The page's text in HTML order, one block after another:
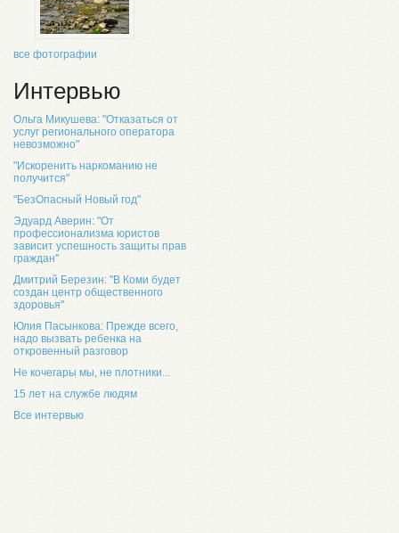
все фотографии
Интервью
Ольга Микушева: "Отказаться от
услуг регионального оператора
невозможно"
"Искоренить наркоманию не
получится"
"БезОпасный Новый год"
Эдуард Аверин: "От
профессионализма юристов
зависит успешность защиты прав
граждан"
Дмитрий Березин: "В Коми будет
создан центр общественного
здоровья"
Юлия Пасынкова: Прежде всего,
надо вызвать ребенка на
откровенный разговор
Не кочегары мы, не плотники...
15 лет на службе людям
Все интервью